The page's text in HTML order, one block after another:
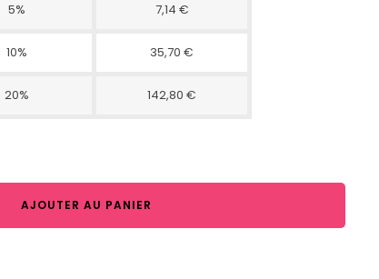
5% 7,14 €
10% 35,70 €
20% 142,80 €
AJOUTER AU PANIER